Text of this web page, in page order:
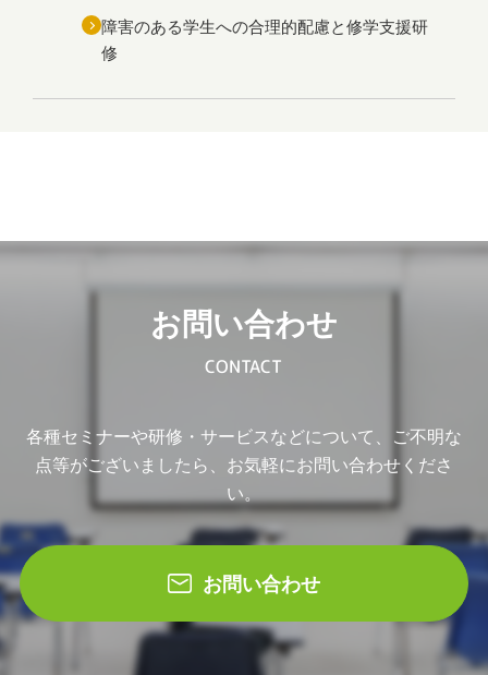
障害のある学生への合理的配慮と修学支援研
修
お問い合わせ
CONTACT
各種セミナーや研修・サービスなどについて、ご不明な
点等がございましたら、お気軽にお問い合わせくださ
い。
お問い合わせ